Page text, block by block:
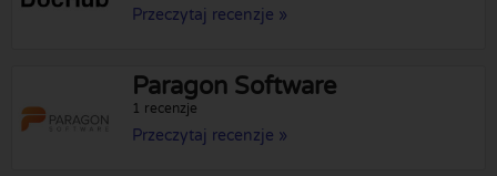
Przeczytaj recenzje »
Paragon Software
1 recenzje
Przeczytaj recenzje »